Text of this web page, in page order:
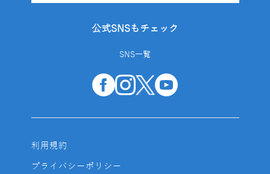
公式SNSもチェック
SNS一覧
利用規約
プライバシーポリシー